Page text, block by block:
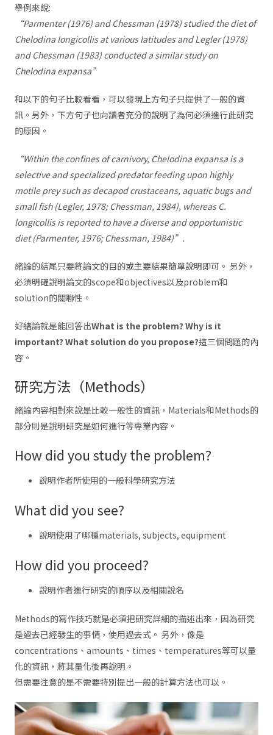
舉例來說:
“Parmenter (1976) and Chessman (1978) studied the diet of
Chelodina longicollis at various latitudes and Legler (1978)
and Chessman (1983) conducted a similar study on
Chelodina expansa”
和以下的句子比較看看，可以發現上方句子只提供了一般的資
訊。另外，下方句子也向讀者充分的說明了為何必須進行此研究
的原因。
“Within the confines of carnivory, Chelodina expansa is a
selective and specialized predator feeding upon highly
motile prey such as decapod crustaceans, aquatic bugs and
small fish (Legler, 1978; Chessman, 1984), whereas C.
longicollis is reported to have a diverse and opportunistic
diet (Parmenter, 1976; Chessman, 1984)”.
緒論的結尾只要將論文的目的或主要結果簡單說明即可。 另外，
必須明確說明論文的scope和objectives以及problem和
solution的關聯性。
好緒論就是能回答出What is the problem? Why is it
important? What solution do you propose?這三個問題的內
容。
研究方法（Methods）
緒論內容相對來說是比較一般性的資訊，Materials和Methods的
部分則是說明研究是如何進行等專業內容。
How did you study the problem?
說明作者所使用的一般科學研究方法
What did you see?
說明使用了哪種materials, subjects, equipment
How did you proceed?
說明作者進行研究的順序以及相關說名
Methods的寫作技巧就是必須把研究詳細的描述出來，因為研究
是過去已經發生的事情，使用過去式。 另外，像是
concentrations、amounts、times、temperatures等可以量
化的資訊，將其量化後再說明。
但需要注意的是不需要特別提出一般的計算方法也可以。